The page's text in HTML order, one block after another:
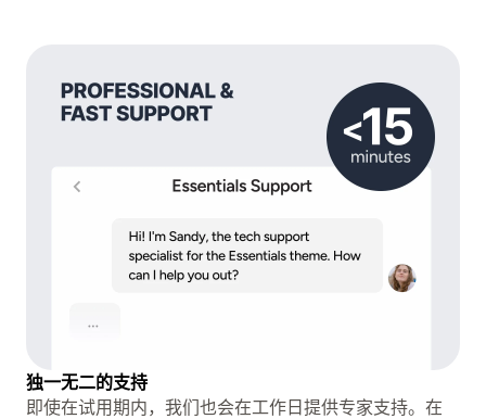
独一无二的支持
即使在试用期内，我们也会在工作日提供专家支持。在